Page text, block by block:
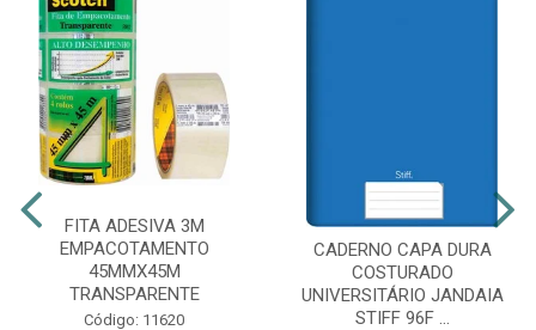
FITA ADESIVA 3M
EMPACOTAMENTO
45MMX45M
TRANSPARENTE
Código: 11620
CADERNO CAPA DURA
COSTURADO
UNIVERSITÁRIO JANDAIA
STIFF 96F ...